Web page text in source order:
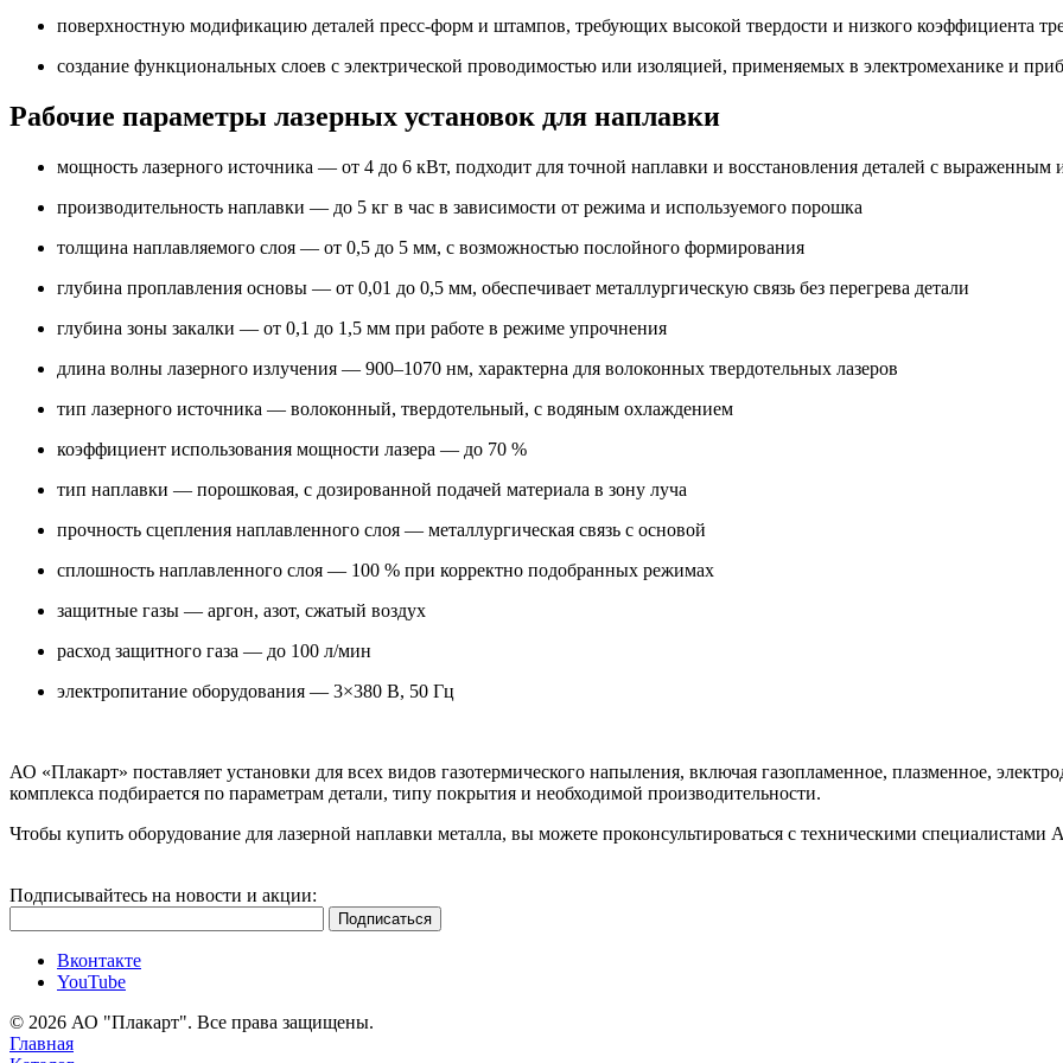
поверхностную модификацию деталей пресс-форм и штампов, требующих высокой твердости и низкого коэффициента
создание функциональных слоев с электрической проводимостью или изоляцией, применяемых в электромеханике и
Рабочие параметры лазерных установок для наплавки
мощность лазерного источника — от 4 до 6 кВт, подходит для точной наплавки и восстановления деталей с выраженным
производительность наплавки — до 5 кг в час в зависимости от режима и используемого порошка
толщина наплавляемого слоя — от 0,5 до 5 мм, с возможностью послойного формирования
глубина проплавления основы — от 0,01 до 0,5 мм, обеспечивает металлургическую связь без перегрева детали
глубина зоны закалки — от 0,1 до 1,5 мм при работе в режиме упрочнения
длина волны лазерного излучения — 900–1070 нм, характерна для волоконных твердотельных лазеров
тип лазерного источника — волоконный, твердотельный, с водяным охлаждением
коэффициент использования мощности лазера — до 70 %
тип наплавки — порошковая, с дозированной подачей материала в зону луча
прочность сцепления наплавленного слоя — металлургическая связь с основой
сплошность наплавленного слоя — 100 % при корректно подобранных режимах
защитные газы — аргон, азот, сжатый воздух
расход защитного газа — до 100 л/мин
электропитание оборудования — 3×380 В, 50 Гц
АО «Плакарт» поставляет установки для всех видов газотермического напыления, включая газопламенное, плазменное,
комплекса подбирается по параметрам детали, типу покрытия и необходимой производительности.
Чтобы купить оборудование для лазерной наплавки металла, вы можете проконсультироваться с техническими специалистами
Подписывайтесь на новости и акции:
Вконтакте
YouTube
© 2026 АО "Плакарт". Все права защищены.
Главная